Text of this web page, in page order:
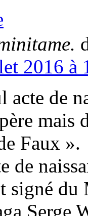
2016 à
acte de
mais
Faux ».
de
signé du
Serge